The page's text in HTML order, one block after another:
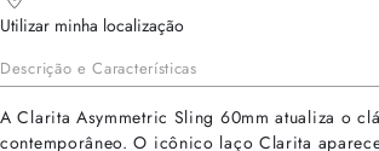
Utilizar minha localização
Descrição e Características
A Clarita Asymmetric Sling 60mm atualiza o
contemporâneo. O icônico laço Clarita